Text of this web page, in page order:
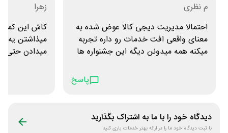
م نظری
احتمالا مدیریت دیجی کالا عوض شده به
معنای واقعی افت خدمات رو داره تجربه
میکنه همه میدونن دیگه این جشنواره ها
پاسخ
زهرا
کاش این
میذاشتن یه
میدادن حتی
دیدگاه خود را با ما به اشتراک بگذارید
با ثبت دیدگاه خود ما را در ارائه بهتر خدمات یاری کنید